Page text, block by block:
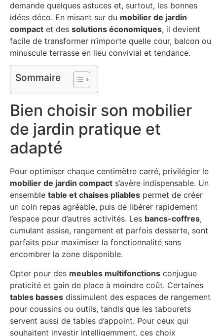
demande quelques astuces et, surtout, les bonnes
idées déco. En misant sur du mobilier de jardin
compact et des solutions économiques, il devient
facile de transformer n’importe quelle cour, balcon ou
minuscule terrasse en lieu convivial et tendance.
Sommaire
Bien choisir son mobilier
de jardin pratique et
adapté
Pour optimiser chaque centimètre carré, privilégier le
mobilier de jardin compact s’avère indispensable. Un
ensemble table et chaises pliables permet de créer
un coin repas agréable, puis de libérer rapidement
l’espace pour d’autres activités. Les bancs-coffres,
cumulant assise, rangement et parfois desserte, sont
parfaits pour maximiser la fonctionnalité sans
encombrer la zone disponible.
Opter pour des meubles multifonctions conjugue
praticité et gain de place à moindre coût. Certaines
tables basses dissimulent des espaces de rangement
pour coussins ou outils, tandis que les tabourets
servent aussi de tables d’appoint. Pour ceux qui
souhaitent investir intelligemment, ces choix